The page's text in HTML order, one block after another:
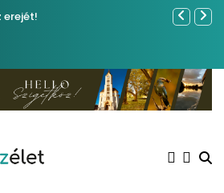
erejét!
Közel